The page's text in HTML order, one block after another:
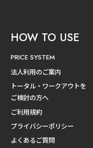
HOW TO USE
PRICE SYSTEM
法人利用のご案内
トータル・ワークアウトを
ご検討の方へ
ご利用規約
プライバシーポリシー
よくあるご質問